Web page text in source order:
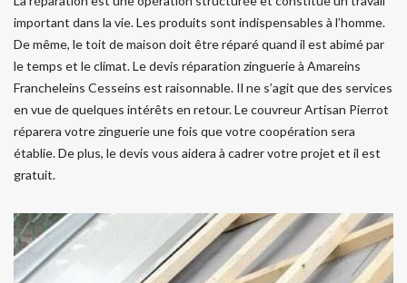
important dans la vie. Les produits sont indispensables à l’homme.
De même, le toit de maison doit être réparé quand il est abimé par
le temps et le climat. Le devis réparation zinguerie à Amareins
Francheleins Cesseins est raisonnable. Il ne s’agit que des services
en vue de quelques intérêts en retour. Le couvreur Artisan Pierrot
réparera votre zinguerie une fois que votre coopération sera
établie. De plus, le devis vous aidera à cadrer votre projet et il est
gratuit.